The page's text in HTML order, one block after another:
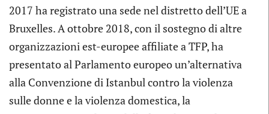
2017 ha registrato una sede nel distretto dell’UE a
Bruxelles. A ottobre 2018, con il sostegno di altre
organizzazioni est-europee affiliate a TFP, ha
presentato al Parlamento europeo un’alternativa
alla Convenzione di Istanbul contro la violenza
sulle donne e la violenza domestica, la